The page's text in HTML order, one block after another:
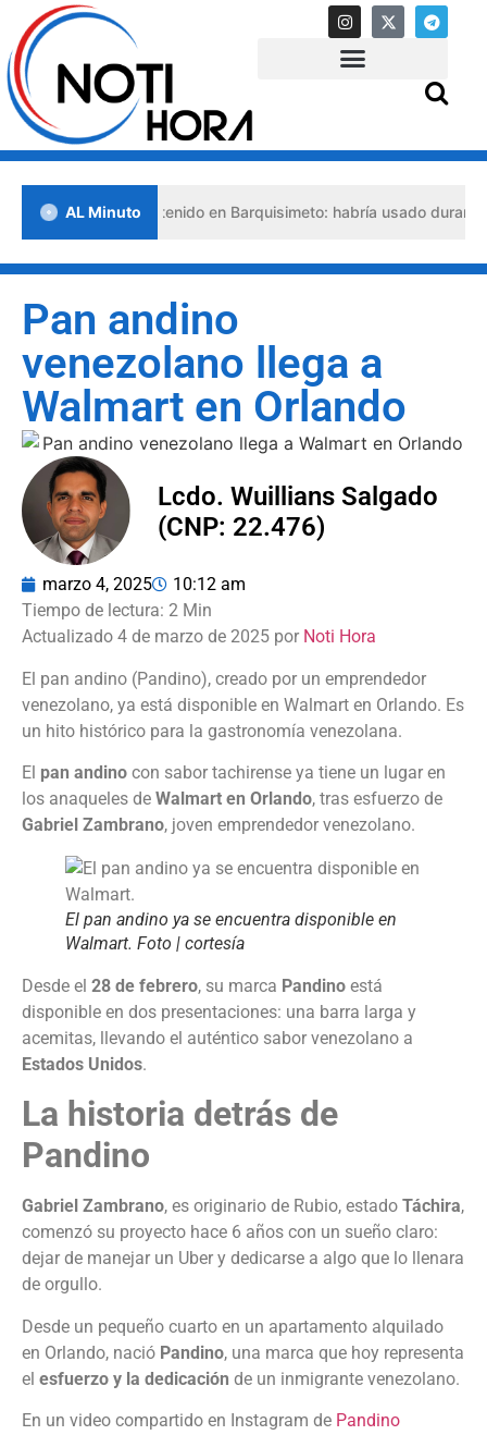
AL Minuto
abogado detenido en Barquisimeto: habría usado durante 13
Pan andino
venezolano llega a
Walmart en Orlando
Lcdo. Wuillians Salgado
(CNP: 22.476)
marzo 4, 2025 10:12 am
Actualizado 4 de marzo de 2025 por Noti Hora
El pan andino (Pandino), creado por un emprendedor
venezolano, ya está disponible en Walmart en Orlando. Es
un hito histórico para la gastronomía venezolana.
El pan andino con sabor tachirense ya tiene un lugar en
los anaqueles de Walmart en Orlando, tras esfuerzo de
Gabriel Zambrano, joven emprendedor venezolano.
El pan andino ya se encuentra disponible en
Walmart. Foto | cortesía
Desde el 28 de febrero, su marca Pandino está
disponible en dos presentaciones: una barra larga y
acemitas, llevando el auténtico sabor venezolano a
Estados Unidos.
La historia detrás de
Pandino
Gabriel Zambrano, es originario de Rubio, estado Táchira,
comenzó su proyecto hace 6 años con un sueño claro:
dejar de manejar un Uber y dedicarse a algo que lo llenara
de orgullo.
Desde un pequeño cuarto en un apartamento alquilado
en Orlando, nació Pandino, una marca que hoy representa
el esfuerzo y la dedicación de un inmigrante venezolano.
En un video compartido en Instagram de Pandino